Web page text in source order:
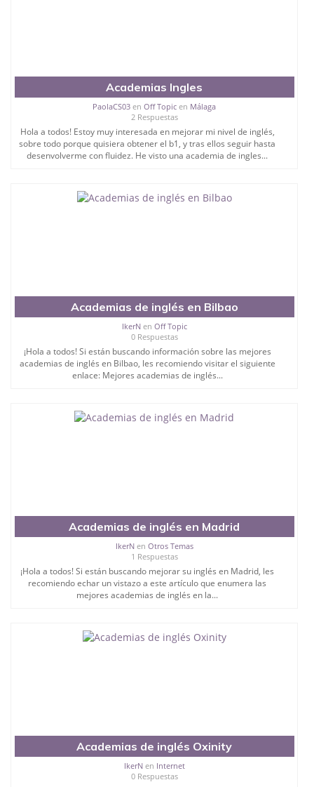
Academias Ingles
PaolaCS03 enOff Topic en Málaga
2 Respuestas
Hola a todos! Estoy muy interesada en mejorar mi nivel de inglés,
sobre todo porque quisiera obtener el b1, y tras ellos seguir hasta
desenvolverme con fluidez. He visto una academia de ingles...
Academias de inglés en Bilbao
IkerNen Off Topic
0 Respuestas
¡Hola a todos! Si están buscando información sobre las mejores
academias de inglés en Bilbao, les recomiendo visitar el siguiente
enlace: Mejores academias de inglés...
Academias de inglés en Madrid
IkerNen Otros Temas
1 Respuestas
¡Hola a todos! Si están buscando mejorar su inglés en Madrid, les
recomiendo echar un vistazo a este artículo que enumera las
mejores academias de inglés en la...
Academias de inglés Oxinity
IkerNen Internet
0 Respuestas